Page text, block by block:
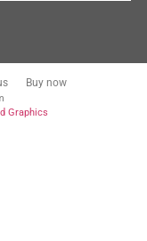
Buy now
Graphics